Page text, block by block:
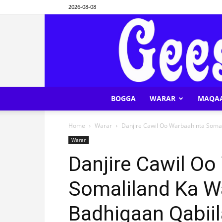
2026-08-08
BOGGA WARAR
Home Warar Danjire Cawil Oo Warbaahinta
Warar
Danjire Cawil
Somaliland Ka
Badhigaan